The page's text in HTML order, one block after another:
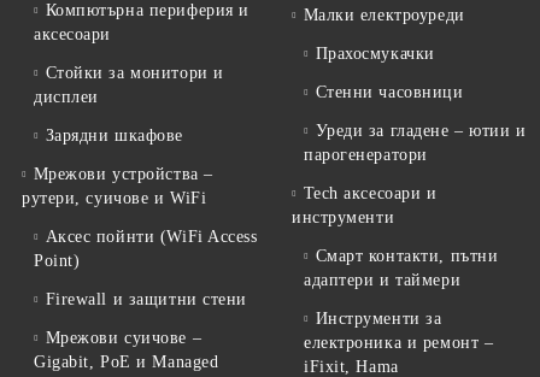
Компютърна периферия и
аксесоари
Стойки за монитори и
дисплеи
Зарядни шкафове
Мрежови устройства –
рутери, суичове и WiFi
Аксес пойнти (WiFi Access
Point)
Firewall и защитни стени
Мрежови суичове –
Gigabit, PoE и Managed
Малки електроуреди
Прахосмукачки
Стенни часовници
Уреди за гладене – ютии и
парогенератори
Tech аксесоари и
инструменти
Смарт контакти, пътни
адаптери и таймери
Инструменти за
електроника и ремонт –
iFixit, Hama